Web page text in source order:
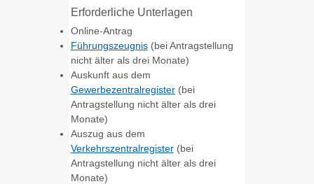
Erforderliche Unterlagen
Online-Antrag
Führungszeugnis(bei Antragstellung
nicht älter als drei Monate)
Auskunft aus dem
Gewerbezentralregister(bei
Antragstellung nicht älter als drei
Monate)
Auszug aus dem
Verkehrszentralregister(bei
Antragstellung nicht älter als drei
Monate)